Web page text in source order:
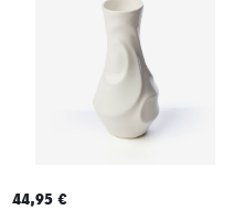
44,95 €